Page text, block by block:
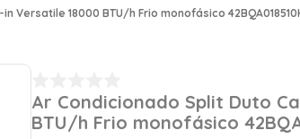
Versatile 18000 BTU/h Frio monofásico
Ar Condicionado Split Duto
BTU/h Frio monofásico